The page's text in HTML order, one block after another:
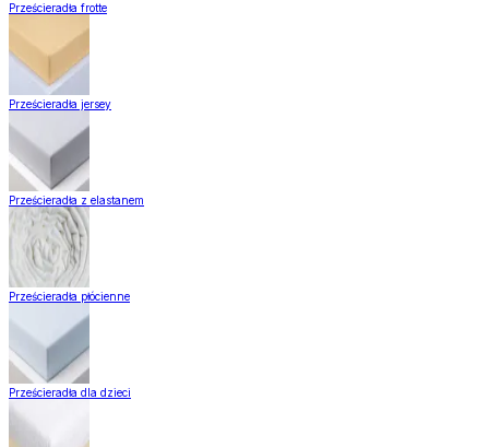
Prześcieradła frotte
Prześcieradła jersey
Prześcieradła z elastanem
Prześcieradła płócienne
Prześcieradła dla dzieci